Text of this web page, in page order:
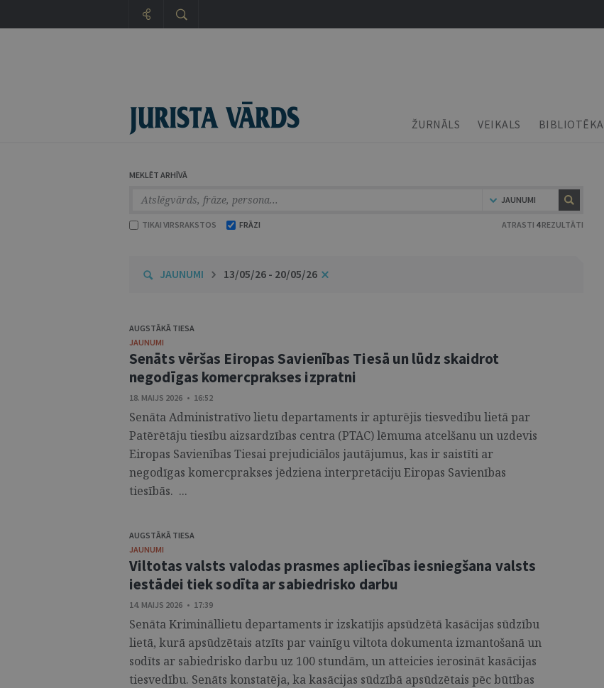
ŽURNĀLS VEIKALS BIBLIOTĒKA
MEKLĒT ARHĪVĀ
JAUNUMI
TIKAI VIRSRAKSTOS FRĀZI ATRASTI 4REZULTĀTI
JAUNUMI 13/05/26 - 20/05/26
AUGSTĀKĀ TIESA
JAUNUMI
Senāts vēršas Eiropas Savienības Tiesā un lūdz skaidrot
negodīgas komercprakses izpratni
18. MAIJS 2026 • 16:52
Senāta Administratīvo lietu departaments ir apturējis tiesvedību lietā par
Patērētāju tiesību aizsardzības centra (PTAC) lēmuma atcelšanu un uzdevis
Eiropas Savienības Tiesai prejudiciālos jautājumus, kas ir saistīti ar
negodīgas komercprakses jēdziena interpretāciju Eiropas Savienības
tiesībās. ...
AUGSTĀKĀ TIESA
JAUNUMI
Viltotas valsts valodas prasmes apliecības iesniegšana valsts
iestādei tiek sodīta ar sabiedrisko darbu
14. MAIJS 2026 • 17:39
Senāta Krimināllietu departaments ir izskatījis apsūdzētā kasācijas sūdzību
lietā, kurā apsūdzētais atzīts par vainīgu viltota dokumenta izmantošanā un
sodīts ar sabiedrisko darbu uz 100 stundām, un atteicies ierosināt kasācijas
tiesvedību. Senāts konstatēja, ka kasācijas sūdzībā apsūdzētais pēc būtības